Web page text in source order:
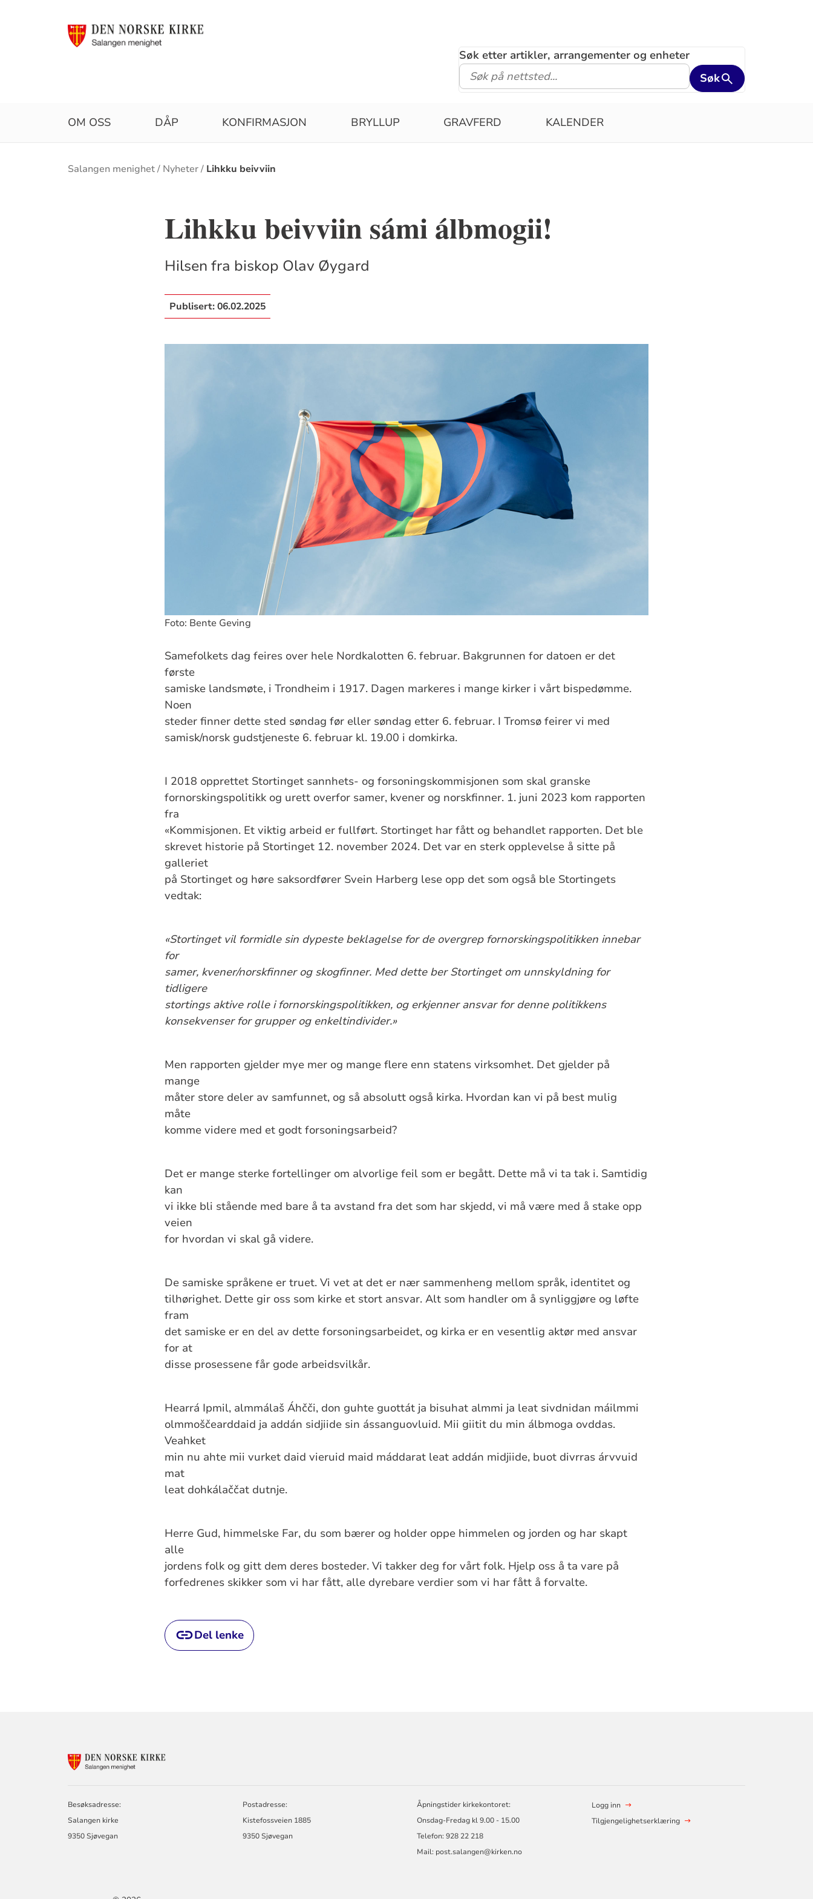
Søk etter artikler, arrangementer og enheter
Søk
OM OSS DÅP KONFIRMASJON BRYLLUP GRAVFERD KALENDER
Brødsmulesti
Salangen menighet Nyheter Lihkku beivviin
Lihkku beivviin sámi álbmogii!
Hilsen fra biskop Olav Øygard
Publisert:06.02.2025
Foto: Bente Geving
Samefolkets dag feires over hele Nordkalotten 6. februar. Bakgrunnen for datoen er det
første
samiske landsmøte, i Trondheim i 1917. Dagen markeres i mange kirker i vårt bispedømme.
Noen
steder finner dette sted søndag før eller søndag etter 6. februar. I Tromsø feirer vi med
samisk/norsk gudstjeneste 6. februar kl. 19.00 i domkirka.
I 2018 opprettet Stortinget sannhets- og forsoningskommisjonen som skal granske
fornorskingspolitikk og urett overfor samer, kvener og norskfinner. 1. juni 2023 kom rapporten
fra
«Kommisjonen. Et viktig arbeid er fullført. Stortinget har fått og behandlet rapporten. Det ble
skrevet historie på Stortinget 12. november 2024. Det var en sterk opplevelse å sitte på
galleriet
på Stortinget og høre saksordfører Svein Harberg lese opp det som også ble Stortingets
vedtak:
«Stortinget vil formidle sin dypeste beklagelse for de overgrep fornorskingspolitikken innebar
for
samer, kvener/norskfinner og skogfinner. Med dette ber Stortinget om unnskyldning for
tidligere
stortings aktive rolle i fornorskingspolitikken, og erkjenner ansvar for denne politikkens
konsekvenser for grupper og enkeltindivider.»
Men rapporten gjelder mye mer og mange flere enn statens virksomhet. Det gjelder på
mange
måter store deler av samfunnet, og så absolutt også kirka. Hvordan kan vi på best mulig
måte
komme videre med et godt forsoningsarbeid?
Det er mange sterke fortellinger om alvorlige feil som er begått. Dette må vi ta tak i. Samtidig
kan
vi ikke bli stående med bare å ta avstand fra det som har skjedd, vi må være med å stake opp
veien
for hvordan vi skal gå videre.
De samiske språkene er truet. Vi vet at det er nær sammenheng mellom språk, identitet og
tilhørighet. Dette gir oss som kirke et stort ansvar. Alt som handler om å synliggjøre og løfte
fram
det samiske er en del av dette forsoningsarbeidet, og kirka er en vesentlig aktør med ansvar
for at
disse prosessene får gode arbeidsvilkår.
Hearrá Ipmil, almmálaš Áhčči, don guhte guottát ja bisuhat almmi ja leat sivdnidan máilmmi
olmmoščearddaid ja addán sidjiide sin ássanguovluid. Mii giitit du min álbmoga ovddas.
Veahket
min nu ahte mii vurket daid vieruid maid máddarat leat addán midjiide, buot divrras árvvuid
mat
leat dohkálaččat dutnje.
Herre Gud, himmelske Far, du som bærer og holder oppe himmelen og jorden og har skapt
alle
jordens folk og gitt dem deres bosteder. Vi takker deg for vårt folk. Hjelp oss å ta vare på
forfedrenes skikker som vi har fått, alle dyrebare verdier som vi har fått å forvalte.
Del lenke
Besøksadresse:
Salangen kirke
9350 Sjøvegan
Postadresse:
Kistefossveien 1885
9350 Sjøvegan
Åpningstider kirkekontoret:
Onsdag-Fredag kl 9.00 - 15.00
Telefon: 928 22 218
Mail: post.salangen@kirken.no
Logg inn
Tilgjengelighetserklæring